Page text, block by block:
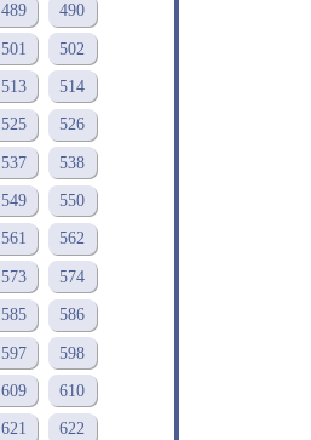
489 490
501 502
513 514
525 526
537 538
549 550
561 562
573 574
585 586
597 598
609 610
621 622